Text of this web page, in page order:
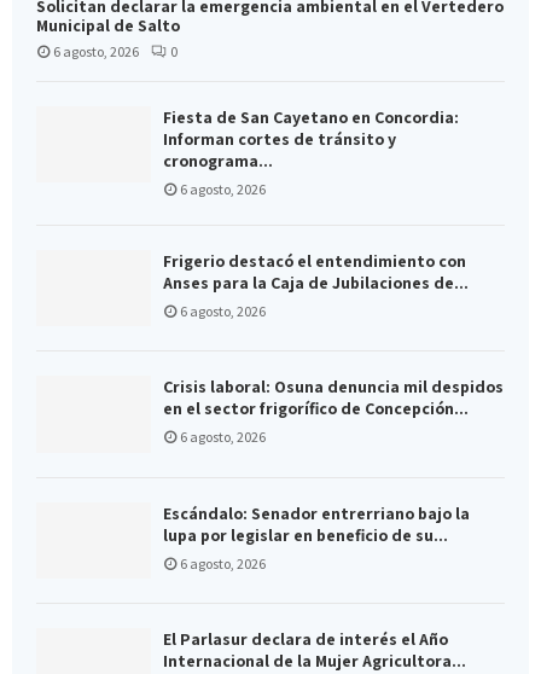
Solicitan declarar la emergencia ambiental en el Vertedero
Municipal de Salto
6 agosto, 2026 0
Fiesta de San Cayetano en Concordia:
Informan cortes de tránsito y
cronograma...
6 agosto, 2026
Frigerio destacó el entendimiento con
Anses para la Caja de Jubilaciones de...
6 agosto, 2026
Crisis laboral: Osuna denuncia mil despidos
en el sector frigorífico de Concepción...
6 agosto, 2026
Escándalo: Senador entrerriano bajo la
lupa por legislar en beneficio de su...
6 agosto, 2026
El Parlasur declara de interés el Año
Internacional de la Mujer Agricultora...